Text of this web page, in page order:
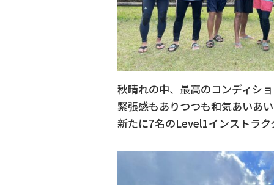
秋晴れの中、最高のコンディシ
緊張感もありつつも和気あいあ
新たに7名のLevel1インストラク